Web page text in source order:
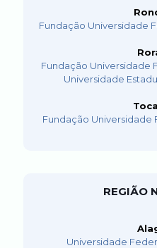
Fundação Universidade
Fundação Universidade
Universidade
Fundação Universidade
REGIÃO
Universidade